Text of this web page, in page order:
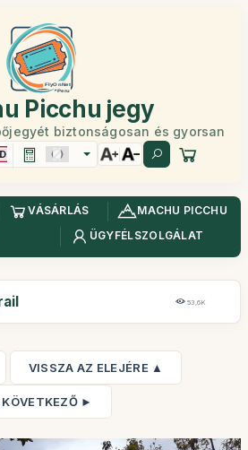
Picchu jegy
biztonságosan és gyorsan
VÁSÁRLÁS
MACHU PICCHU
ÜGYFÉLSZOLGÁLAT
53,6K
VISSZA AZ ELEJÉRE ▲
KÖVETKEZŐ ►